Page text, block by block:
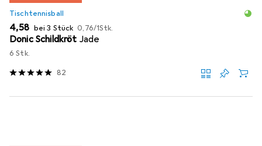
Tischtennisball
EUR
4,58 bei 3 Stück EUR
0,76/1Stk.
Donic Schildkröt Jade
6 Stk.
82